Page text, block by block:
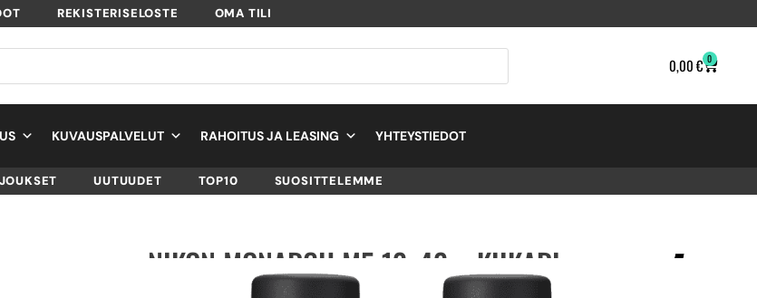
REKISTERISELOSTE OMA TILI
0,00€ 0
KUVAUSPALVELUT RAHOITUS JA LEASING YHTEYSTIEDOT
UUTUUDET TOP10 SUOSITTELEMME
NIKON MONARCH M5 12×42 – KIIKARI